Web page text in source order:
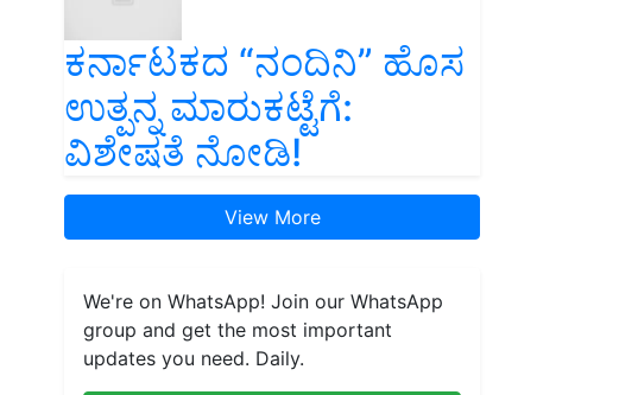
ಕರ್ನಾಟಕದ “ನಂದಿನಿ” ಹೊಸ
ಉತ್ಪನ್ನ ಮಾರುಕಟ್ಟೆಗೆ:
ವಿಶೇಷತೆ ನೋಡಿ!
View More
We're on WhatsApp! Join our WhatsApp
group and get the most important
updates you need. Daily.